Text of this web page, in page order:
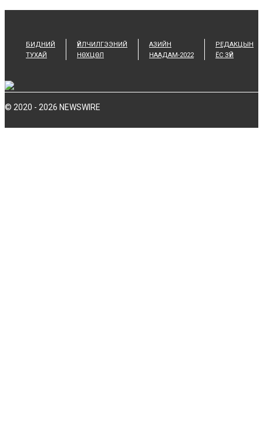
БИДНИЙ
ТУХАЙ
ҮЙЛЧИЛГЭЭНИЙ
НӨХЦӨЛ
АЗИЙН
НААДАМ-2022
РЕДАКЦЫН
ЁС ЗҮЙ
© 2020 - 2026 NEWSWIRE